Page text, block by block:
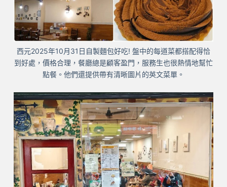
西元2025年10月31日自製麵包好吃! 盤中的每道菜都搭配得恰
到好處，價格合理，餐廳總是顧客盈門，服務生也很熱情地幫忙
點餐。他們還提供帶有清晰圖片的英文菜單。